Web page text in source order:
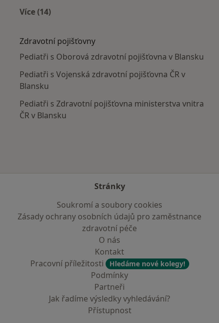
Více (14)
Zdravotní pojišťovny
Pediatři s Oborová zdravotní pojišťovna v Blansku
Pediatři s Vojenská zdravotní pojišťovna ČR v
Blansku
Pediatři s Zdravotní pojišťovna ministerstva vnitra
ČR v Blansku
Stránky
Soukromí a soubory cookies
Zásady ochrany osobních údajů pro zaměstnance
zdravotní péče
O nás
Kontakt
Pracovní příležitosti
Hledáme nové kolegy!
Podmínky
Partneři
Jak řadíme výsledky vyhledávání?
Přístupnost